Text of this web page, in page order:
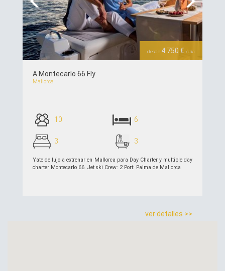
Previous Next
desde 4 750 € /día
A Montecarlo 66 Fly
Mallorca
10 6
3 3
Yate de lujo a estrenar en Mallorca para Day Charter y multiple day
charter Montecarlo 66. Jet ski Crew: 2 Port: Palma de Mallorca
ver detalles >>